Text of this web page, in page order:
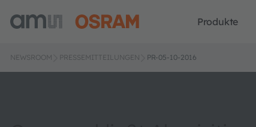
Produkte
NEWSROOM PRESSEMITTEILUNGEN PR-05-10-2016